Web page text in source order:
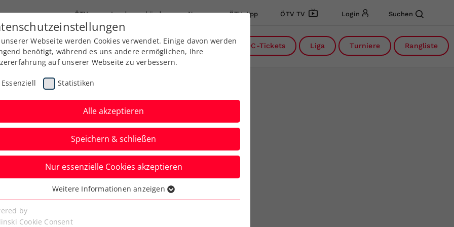
ÖTV Landesverbände News ÖTV App ÖTV TV Login Suchen
Ausbildung Services Über uns DC-Tickets Liga Turniere Rangliste
Federer war
Webseite werden Cookies verwendet. Einige davon werden
benötigt, während es uns andere ermöglichen, Ihre
auf unserer Webseite zu verbessern.
Essenziell Statistiken
Alle akzeptieren
Speichern & schließen
Nur essenzielle Cookies akzeptieren
Cookies werden für grundlegende Funktionen der
benötigt. Dadurch ist gewährleistet, dass die Webseite
Weitere Informationen anzeigen
by
Cookie Consent